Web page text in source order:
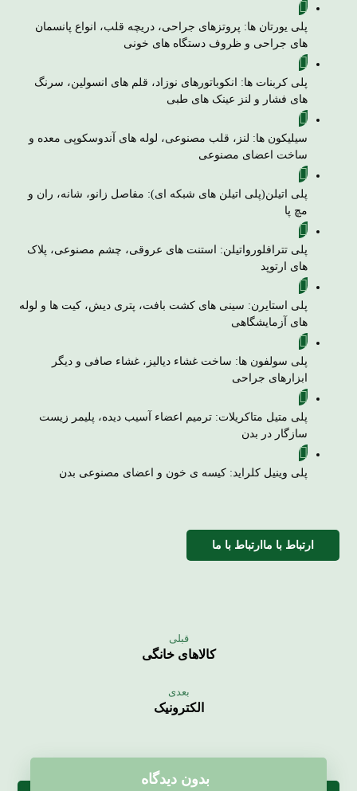
پلی یورتان ها: پروتزهای جراحی، دریچه قلب، انواع پانسمان
های جراحی و ظروف دستگاه های خونی
پلی کربنات ها: انکوباتورهای نوزاد، قلم های انسولین، سرنگ
های فشار و لنز عینک های طبی
سیلیکون ها: لنز، قلب مصنوعی، لوله های آندوسکوپی معده و
ساخت اعضای مصنوعی
پلی اتیلن(پلی اتیلن های شبکه ای): مفاصل زانو، شانه، ران و
مچ پا
پلی تترافلورواتیلن: استنت های عروقی، چشم مصنوعی، پلاک
های ارتوپد
پلی استایرن: سینی های کشت بافت، پتری دیش، کیت ها و لوله
های آزمایشگاهی
پلی سولفون ها: ساخت غشاء دیالیز، غشاء صافی و دیگر
ابزارهای جراحی
پلی متیل متاکریلات: ترمیم اعضاء آسیب دیده، پلیمر زیست
سازگار در بدن
پلی وینیل کلراید: کیسه ی خون و اعضای مصنوعی بدن
ارتباط با ما ارتباط با ما
قبلی
کالاهای خانگی
بعدی
الکترونیک
بدون دیدگاه